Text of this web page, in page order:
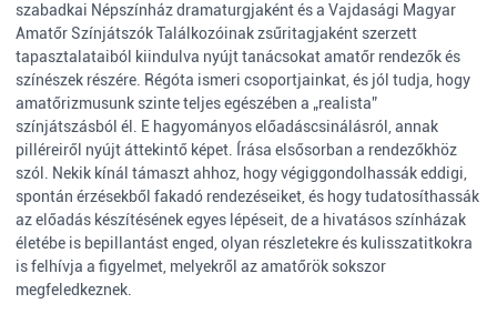
szabadkai Népszínház dramaturgjaként és a Vajdasági Magyar
Amatőr Színjátszók Találkozóinak zsűritagjaként szerzett
tapasztalataiból kiindulva nyújt tanácsokat amatőr rendezők és
színészek részére. Régóta ismeri csoportjainkat, és jól tudja, hogy
amatőrizmusunk szinte teljes egészében a „realista”
színjátszásból él. E hagyományos előadáscsinálásról, annak
pilléreiről nyújt áttekintő képet. Írása elsősorban a rendezőkhöz
szól. Nekik kínál támaszt ahhoz, hogy végiggondolhassák eddigi,
spontán érzésekből fakadó rendezéseiket, és hogy tudatosíthassák
az előadás készítésének egyes lépéseit, de a hivatásos színházak
életébe is bepillantást enged, olyan részletekre és kulisszatitkokra
is felhívja a figyelmet, melyekről az amatőrök sokszor
megfeledkeznek.